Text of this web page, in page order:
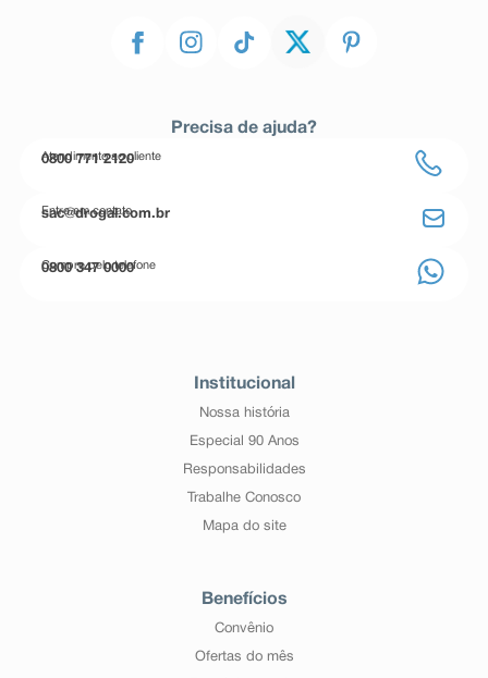
Precisa de ajuda?
Atendimento ao cliente
0800 771 2120
Entre em contato
sac@drogal.com.br
Compre pelo telefone
0800 347 0000
Institucional
Nossa história
Especial 90 Anos
Responsabilidades
Trabalhe Conosco
Mapa do site
Benefícios
Convênio
Ofertas do mês